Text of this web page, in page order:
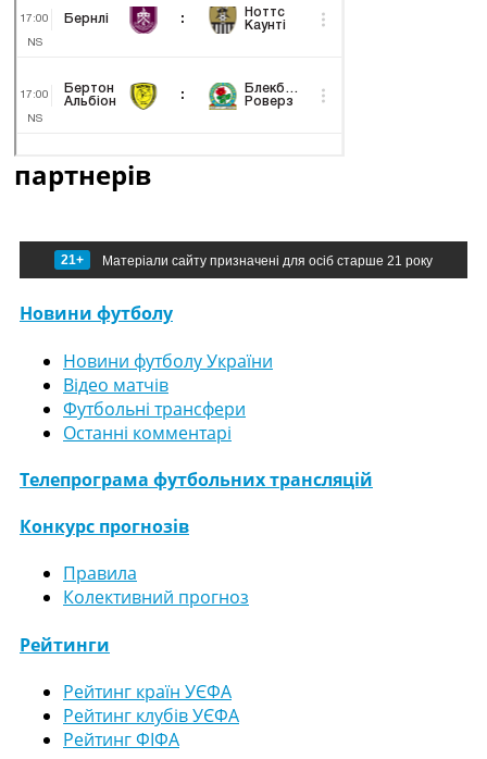
партнерів
21+ Матеріали сайту призначені для осіб старше 21 року
Новини футболу
Новини футболу України
Відео матчів
Футбольні трансфери
Останні комментарі
Телепрограма футбольних трансляцій
Конкурс прогнозів
Правила
Колективний прогноз
Рейтинги
Рейтинг країн УЄФА
Рейтинг клубів УЄФА
Рейтинг ФІФА